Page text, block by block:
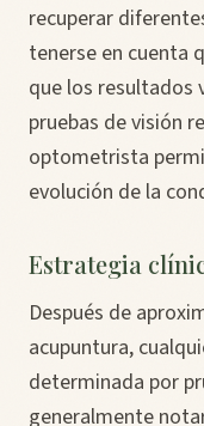
recuperar
tenerse en cuenta
que los resultados
pruebas de visión
optometrista
evolución de la
Estrategia
Después de
acupuntura,
determinada por
generalmente